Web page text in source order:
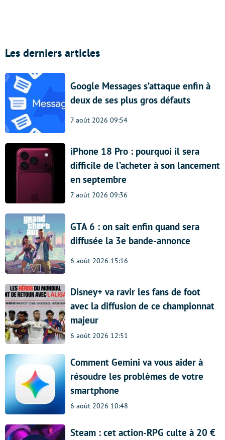
Les derniers articles
Google Messages s’attaque enfin à
deux de ses plus gros défauts
7 août 2026 09:54
iPhone 18 Pro : pourquoi il sera
difficile de l’acheter à son lancement
en septembre
7 août 2026 09:36
GTA 6 : on sait enfin quand sera
diffusée la 3e bande-annonce
6 août 2026 15:16
Disney+ va ravir les fans de foot
avec la diffusion de ce championnat
majeur
6 août 2026 12:51
Comment Gemini va vous aider à
résoudre les problèmes de votre
smartphone
6 août 2026 10:48
Steam : cet action-RPG culte à 20 €